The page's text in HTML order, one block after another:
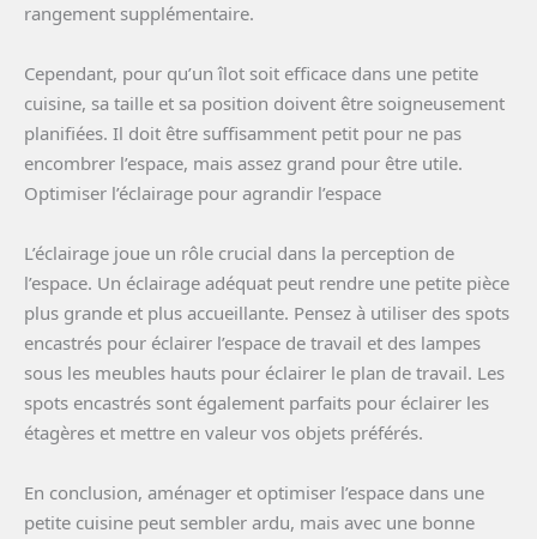
rangement supplémentaire.
Cependant, pour qu’un îlot soit efficace dans une petite
cuisine, sa taille et sa position doivent être soigneusement
planifiées. Il doit être suffisamment petit pour ne pas
encombrer l’espace, mais assez grand pour être utile.
Optimiser l’éclairage pour agrandir l’espace
L’éclairage joue un rôle crucial dans la perception de
l’espace. Un éclairage adéquat peut rendre une petite pièce
plus grande et plus accueillante. Pensez à utiliser des spots
encastrés pour éclairer l’espace de travail et des lampes
sous les meubles hauts pour éclairer le plan de travail. Les
spots encastrés sont également parfaits pour éclairer les
étagères et mettre en valeur vos objets préférés.
En conclusion, aménager et optimiser l’espace dans une
petite cuisine peut sembler ardu, mais avec une bonne